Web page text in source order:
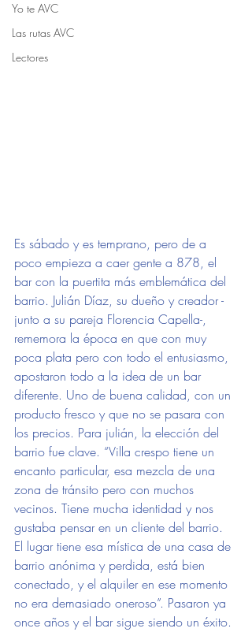
Yo te AVC
Las rutas AVC
Lectores
Es sábado y es temprano, pero de a
poco empieza a caer gente a 878, el
bar con la puertita más emblemática del
barrio. Julián Díaz, su dueño y creador -
junto a su pareja Florencia Capella-,
rememora la época en que con muy
poca plata pero con todo el entusiasmo,
apostaron todo a la idea de un bar
diferente. Uno de buena calidad, con un
producto fresco y que no se pasara con
los precios. Para julián, la elección del
barrio fue clave. “Villa crespo tiene un
encanto particular, esa mezcla de una
zona de tránsito pero con muchos
vecinos. Tiene mucha identidad y nos
gustaba pensar en un cliente del barrio.
El lugar tiene esa mística de una casa de
barrio anónima y perdida, está bien
conectado, y el alquiler en ese momento
no era demasiado oneroso”. Pasaron ya
once años y el bar sigue siendo un éxito.